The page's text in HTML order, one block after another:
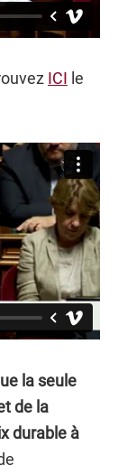
ICI le
la seule
de la
durable à